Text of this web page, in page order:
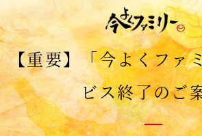
【重要】「今よくファ
ビス終了のご